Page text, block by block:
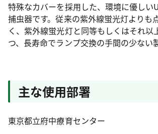
特殊なカバーを採用した、環境に優しい
捕虫器です。従来の紫外線蛍光灯よりも
く、紫外線蛍光灯と同等もしくはそれ以
つ、長寿命でランプ交換の手間の少ない
主な使用部署
東京都立府中療育センター